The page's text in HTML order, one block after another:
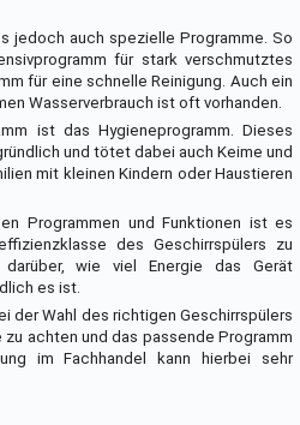
jedoch auch spezielle Programme. So
für stark verschmutztes
für eine schnelle Reinigung. Auch ein
Wasserverbrauch ist oft vorhanden.
ist das Hygieneprogramm. Dieses
und tötet dabei auch Keime und
mit kleinen Kindern oder Haustieren
Programmen und Funktionen ist es
des Geschirrspülers zu
wie viel Energie das Gerät
es ist.
der Wahl des richtigen Geschirrspülers
achten und das passende Programm
im Fachhandel kann hierbei sehr